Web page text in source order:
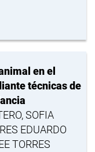
en el
técnicas de
SOFIA
EDUARDO
TORRES